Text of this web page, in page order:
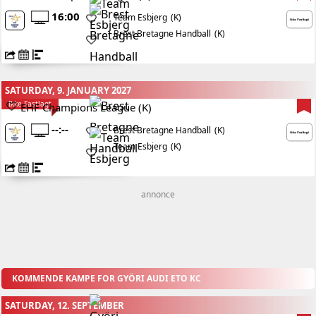
16:00
Team Esbjerg (K)
Brest Bretagne Handball (K)
SATURDAY, 9. JANUARY 2027
Ikke Fastlagt
EHF Champions League (K)
--:--
Brest Bretagne Handball (K)
Team Esbjerg (K)
annonce
KOMMENDE KAMPE FOR GYÖRI AUDI ETO KC
SATURDAY, 12. SEPTEMBER